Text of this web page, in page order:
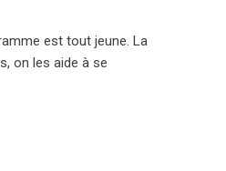
est tout jeune. La
on les aide à se